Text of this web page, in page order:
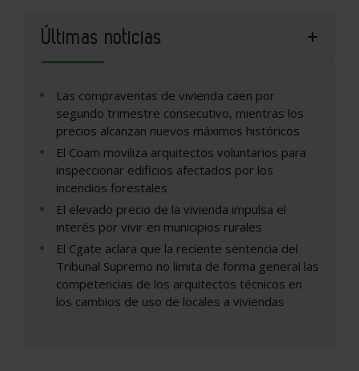
Últimas noticias
Las compraventas de vivienda caen por
segundo trimestre consecutivo, mientras los
precios alcanzan nuevos máximos históricos
El Coam moviliza arquitectos voluntarios para
inspeccionar edificios afectados por los
incendios forestales
El elevado precio de la vivienda impulsa el
interés por vivir en municipios rurales
El Cgate aclara que la reciente sentencia del
Tribunal Supremo no limita de forma general las
competencias de los arquitectos técnicos en
los cambios de uso de locales a viviendas